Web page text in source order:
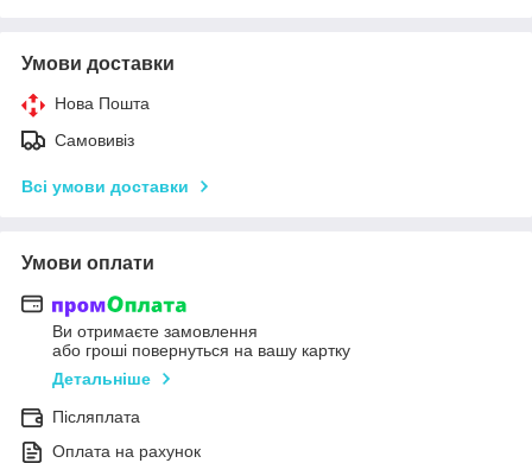
Умови доставки
Нова Пошта
Самовивіз
Всі умови доставки
Умови оплати
Ви отримаєте замовлення
або гроші повернуться на вашу картку
Детальніше
Післяплата
Оплата на рахунок